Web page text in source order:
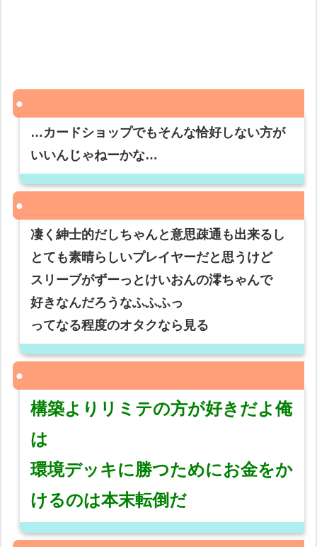
…カードショップでもそんな恰好しない方が
いいんじゃねーかな…
凄く紳士的だしちゃんと意思疎通も出来るし
とても素晴らしいプレイヤーだと思うけど
スリーブがずーっとけいおんの澪ちゃんで
好きなんだろうなふふふっ
ってなる程度のオタクなら見る
構築よりリミテの方が好きだよ俺
は
環境デッキに勝つためにお金をか
けるのは本末転倒だ